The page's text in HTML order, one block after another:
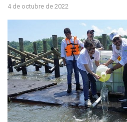
4 de octubre de 2022